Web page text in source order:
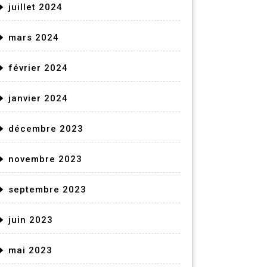
juillet 2024
mars 2024
février 2024
janvier 2024
décembre 2023
novembre 2023
septembre 2023
juin 2023
mai 2023